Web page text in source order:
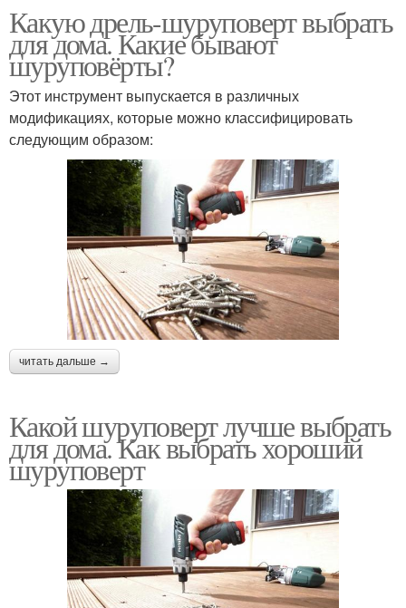
Какую дрель-шуруповерт выбрать
для дома. Какие бывают
шуруповёрты?
Этот инструмент выпускается в различных
модификациях, которые можно классифицировать
следующим образом:
читать дальше →
Какой шуруповерт лучше выбрать
для дома. Как выбрать хороший
шуруповерт